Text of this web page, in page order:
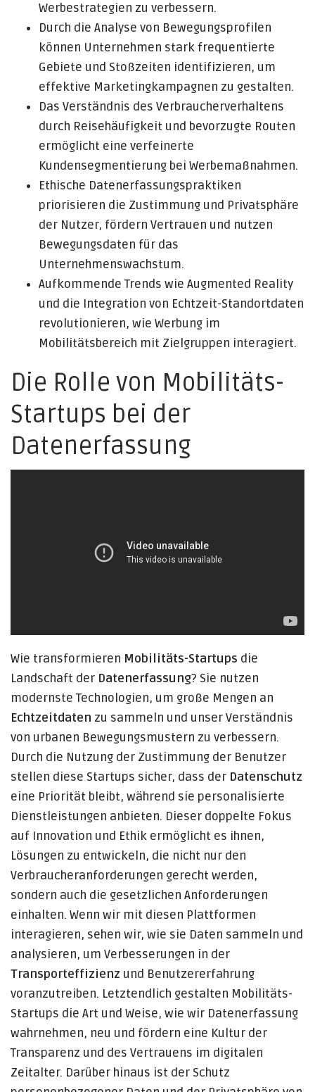
Werbestrategien zu verbessern.
Durch die Analyse von Bewegungsprofilen
können Unternehmen stark frequentierte
Gebiete und Stoßzeiten identifizieren, um
effektive Marketingkampagnen zu gestalten.
Das Verständnis des Verbraucherverhaltens
durch Reisehäufigkeit und bevorzugte Routen
ermöglicht eine verfeinerte
Kundensegmentierung bei Werbemaßnahmen.
Ethische Datenerfassungspraktiken
priorisieren die Zustimmung und Privatsphäre
der Nutzer, fördern Vertrauen und nutzen
Bewegungsdaten für das
Unternehmenswachstum.
Aufkommende Trends wie Augmented Reality
und die Integration von Echtzeit-Standortdaten
revolutionieren, wie Werbung im
Mobilitätsbereich mit Zielgruppen interagiert.
Die Rolle von Mobilitäts-
Startups bei der
Datenerfassung
Wie transformieren Mobilitäts-Startups die
Landschaft der Datenerfassung? Sie nutzen
modernste Technologien, um große Mengen an
Echtzeitdaten zu sammeln und unser Verständnis
von urbanen Bewegungsmustern zu verbessern.
Durch die Nutzung der Zustimmung der Benutzer
stellen diese Startups sicher, dass der Datenschutz
eine Priorität bleibt, während sie personalisierte
Dienstleistungen anbieten. Dieser doppelte Fokus
auf Innovation und Ethik ermöglicht es ihnen,
Lösungen zu entwickeln, die nicht nur den
Verbraucheranforderungen gerecht werden,
sondern auch die gesetzlichen Anforderungen
einhalten. Wenn wir mit diesen Plattformen
interagieren, sehen wir, wie sie Daten sammeln und
analysieren, um Verbesserungen in der
Transporteffizienz und Benutzererfahrung
voranzutreiben. Letztendlich gestalten Mobilitäts-
Startups die Art und Weise, wie wir Datenerfassung
wahrnehmen, neu und fördern eine Kultur der
Transparenz und des Vertrauens im digitalen
Zeitalter. Darüber hinaus ist der Schutz